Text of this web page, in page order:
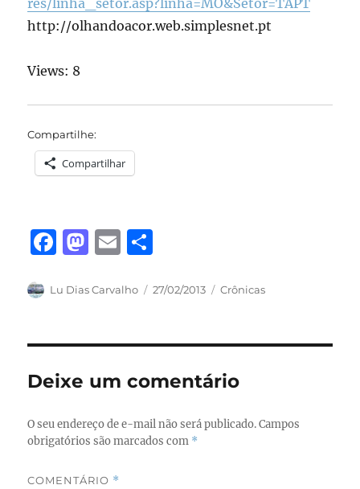
res/linha_setor.asp?linha=MO&Setor=TAPT
http://olhandoacor.web.simplesnet.pt
Views: 8
Compartilhe:
Compartilhar
F
c
b
o
o
k
M
st
d
o
n
E
ai a
Autor
Lu Dias Carvalho
Publicado
27/02/2013 Categorias
Crônicas
Deixe um comentário
O seu endereço de e-mail não será publicado. Campos
obrigatórios são marcados com *
COMENTÁRIO *